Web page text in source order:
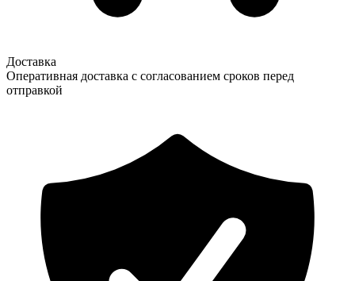
Доставка
Оперативная доставка с согласованием сроков перед
отправкой